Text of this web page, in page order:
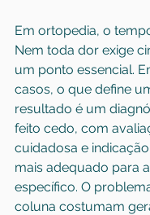
Em ortopedia, o
Nem toda dor exige
um ponto essencial.
casos, o que define
resultado é um
feito cedo, com
cuidadosa e
mais adequado para
específico. O
coluna costumam